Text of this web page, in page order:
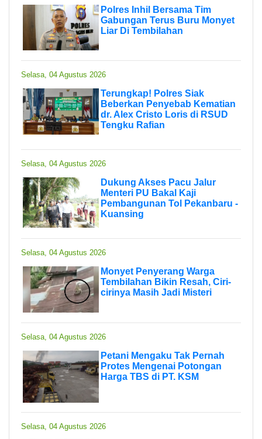
Polres Inhil Bersama Tim
Gabungan Terus Buru Monyet
Liar Di Tembilahan
Selasa, 04 Agustus 2026
Terungkap! Polres Siak
Beberkan Penyebab Kematian
dr. Alex Cristo Loris di RSUD
Tengku Rafian
Selasa, 04 Agustus 2026
Dukung Akses Pacu Jalur
Menteri PU Bakal Kaji
Pembangunan Tol Pekanbaru -
Kuansing
Selasa, 04 Agustus 2026
Monyet Penyerang Warga
Tembilahan Bikin Resah, Ciri-
cirinya Masih Jadi Misteri
Selasa, 04 Agustus 2026
Petani Mengaku Tak Pernah
Protes Mengenai Potongan
Harga TBS di PT. KSM
Selasa, 04 Agustus 2026